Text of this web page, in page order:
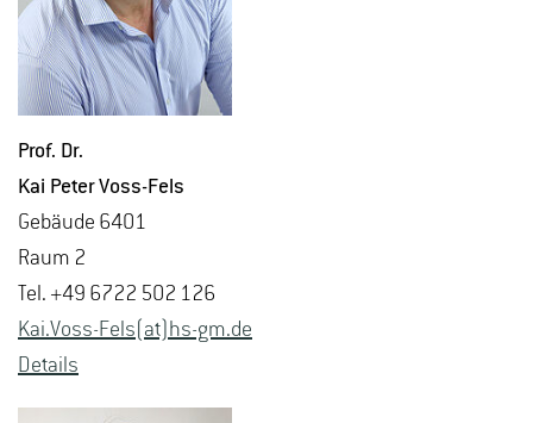
Prof. Dr.
Kai Peter Voss-Fels
Ge­bäu­de 6401
Raum 2
Tel. +49 6722 502 126
Kai.​Voss-Fels(at)hs-​gm.​de
De­tails